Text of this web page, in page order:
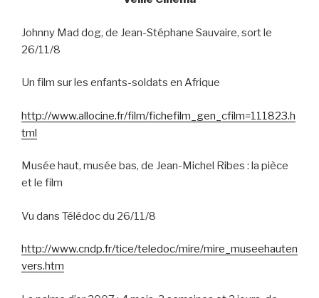
Johnny Mad dog, de Jean-Stéphane Sauvaire, sort le
26/11/8
Un film sur les enfants-soldats en Afrique
http://www.allocine.fr/film/fichefilm_gen_cfilm=111823.h
tml
Musée haut, musée bas, de Jean-Michel Ribes : la pièce
et le film
Vu dans Télédoc du 26/11/8
http://www.cndp.fr/tice/teledoc/mire/mire_museehauten
vers.htm